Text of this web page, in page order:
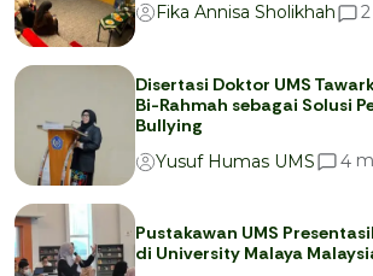
Fika Annisa Sholikhah
2
Disertasi Doktor UMS
Bi-Rahmah sebagai Solusi
Bullying
Yusuf Humas UMS
4
Pustakawan UMS
di University Malaya